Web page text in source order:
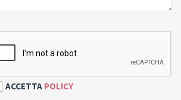
ACCETTA POLICY